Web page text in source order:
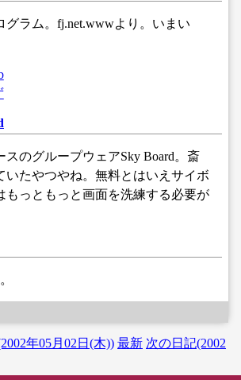
グラム。fj.net.wwwより。いまい
スのグループウェアSky Board。斎
いたやつやね。無料とはいえサイボ
もっともっと画面を洗練する必要が
年05月02日(木)) 最新 次の日記(2002